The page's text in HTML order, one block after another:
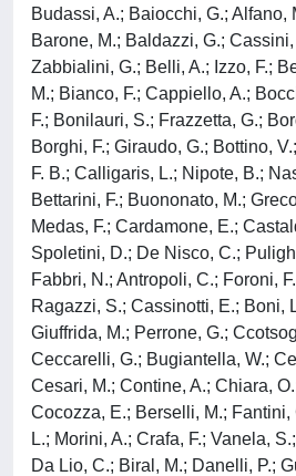
Budassi, A.; Baiocchi, G.; Alfano,
Barone, M.; Baldazzi, G.;
Zabbialini, G.; Belli, A.; Izzo, F.;
M.; Bianco, F.; Cappiello, A.;
F.; Bonilauri, S.; Frazzetta, G.;
Borghi, F.; Giraudo, G.; Bottino,
F. B.; Calligaris, L.; Nipote, B.;
Bettarini, F.; Buononato, M.;
Medas, F.; Cardamone, E.;
Spoletini, D.; De Nisco, C.;
Fabbri, N.; Antropoli, C.; Foroni,
Ragazzi, S.; Cassinotti, E.; Boni,
Giuffrida, M.; Perrone, G.;
Ceccarelli, G.; Bugiantella, W.;
Cesari, M.; Contine, A.; Chiara,
Cocozza, E.; Berselli, M.;
L.; Morini, A.; Crafa, F.; Vanela,
Da Lio, C.; Biral, M.; Danelli, P.;